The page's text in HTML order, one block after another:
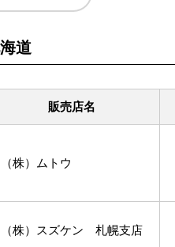
道
販売店名
（株）ムトウ
（株）スズケン 札幌支店